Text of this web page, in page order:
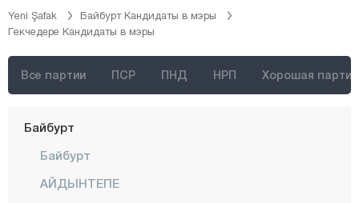
Yeni Şafak
Байбурт Кандидаты в мэры
Гекчедере Кандидаты в мэры
Все партии ПСР ПНД НРП Хорошая партия
Айдын
Балыкесир
Батман
Байбурт
Байбурт
АЙДЫНТЕПЕ